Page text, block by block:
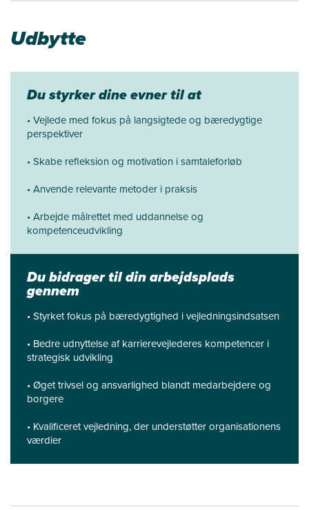
Udbytte
Du styrker dine evner til at
• Vejlede med fokus på langsigtede og bæredygtige
perspektiver
• Skabe refleksion og motivation i samtaleforløb
• Anvende relevante metoder i praksis
• Arbejde målrettet med uddannelse og
kompetenceudvikling
Du bidrager til din arbejdsplads
gennem
• Styrket fokus på bæredygtighed i vejledningsindsatsen
• Bedre udnyttelse af karrierevejlederes kompetencer i
strategisk udvikling
• Øget trivsel og ansvarlighed blandt medarbejdere og
borgere
• Kvalificeret vejledning, der understøtter organisationens
værdier